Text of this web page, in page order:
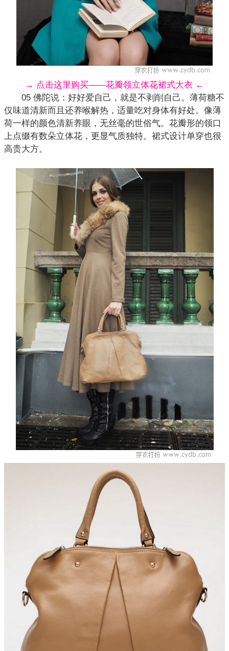
→ 点击这里购买——花瓣领立体花裙式大衣 ←
05 佛陀说：好好爱自己，就是不剥削自己。薄荷糖不
仅味道清新而且还养喉解热，适量吃对身体有好处。像薄
荷一样的颜色清新养眼，无丝毫的世俗气。花瓣形的领口
上点缀有数朵立体花，更显气质独特。裙式设计单穿也很
高贵大方。